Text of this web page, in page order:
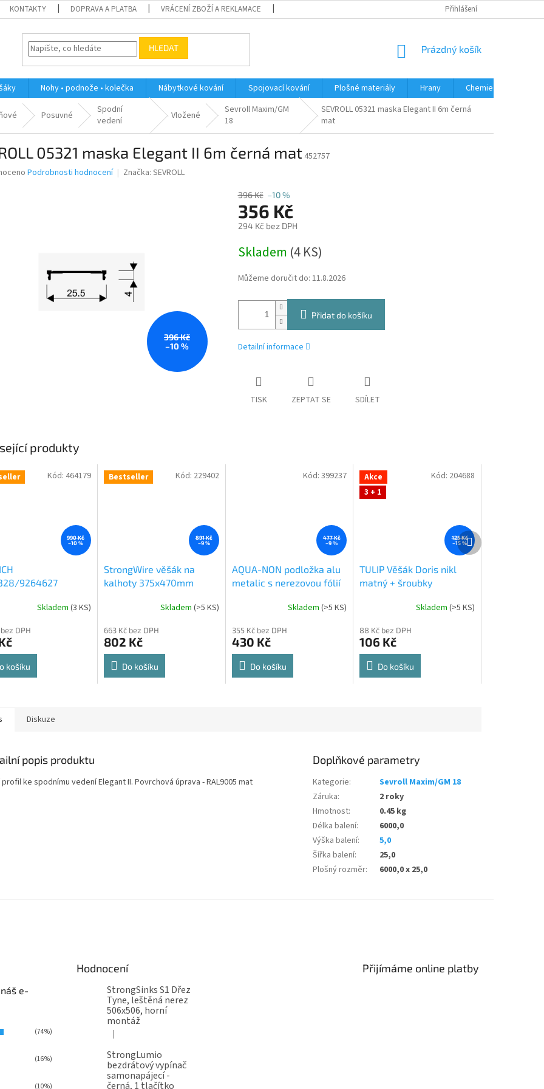
KONTAKTY DOPRAVA A PLATBA VRÁCENÍ ZBOŽÍ A REKLAMACE PODMÍNKY OCHRANY OSOBNÍCH ÚDAJŮ
Přihlášení
HLEDAT
NÁKUPNÍ
Prázdný košík
Nohy • podnože • kolečka Nábytkové kování Spojovací kování Plošné materiály Hrany Chemie • doplňky
Posuvné
Spodní
vedení
Vložené
Sevroll Maxim/GM
18
SEVROLL 05321 maska Elegant II 6m černá
mat
05321 maska Elegant II 6m černá mat 452757
Podrobnosti hodnocení Značka: SEVROLL
396 Kč
–10 %
396 Kč –10 %
356 Kč
294 Kč bez DPH
cena:
Skladem (4 KS)
Můžeme doručit do: 11.8.2026
Přidat do košíku
Detailní informace
TISK ZEPTAT SE SDÍLET
produkty
990 Kč
–10 %
9264627
Skladem (3 KS)
DPH
košíku
Kód: 464179 Bestseller
891 Kč
–9 %
StrongWire věšák na
kalhoty 375x470mm
produktu
je
4,8
5
Skladem (>5 KS)
663 Kč bez DPH
802 Kč
Do košíku
Kód: 229402
477 Kč
–9 %
AQUA-NON podložka alu
metalic s nerezovou fólií
produktu
je
4,6
5
Skladem(>5 KS)
355 Kč bez DPH
430 Kč
Do košíku
Kód:399237
Akce
3 + 1
125 Kč
–15 %
TULIP Věšák Doris nikl
matný + šroubky
produktu
je
5,0
5
Skladem(>5 KS)
88 Kč bez DPH
106 Kč
Do košíku
Kód: 204688
Další
produkt
Diskuze
popis produktu
ke spodnímu vedení Elegant II. Povrchová úprava - RAL9005 mat
Doplňkové parametry
Kategorie:
Sevroll Maxim/GM 18
Záruka:
2 roky
Hmotnost:
0.45 kg
Délka balení:
6000,0
Výška balení:
5,0
Šířka balení:
25,0
Plošný rozměr: 6000,0 x 25,0
e-
(74%)
(16%)
(10%)
Hodnocení
StrongSinks S1 Dřez
Tyne, leštěná nerez
506x506, horní
montáž
Hodnocení produktu je 5 z 5 hvězdiček.
|
StrongLumio
bezdrátový vypínač
samonapájecí -
černá, 1 tlačítko
Přijímáme online platby